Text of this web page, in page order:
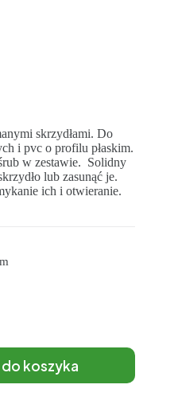
skrzydłami. Do
i pvc o profilu płaskim.
w zestawie. Solidny
lub zasunąć je.
ich i otwieranie.
koszyka